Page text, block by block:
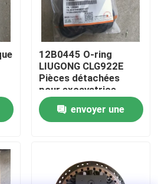
12B0445 O-ring
LIUGONG CLG922E
Pièces détachées
pour excavatrice
envoyer une